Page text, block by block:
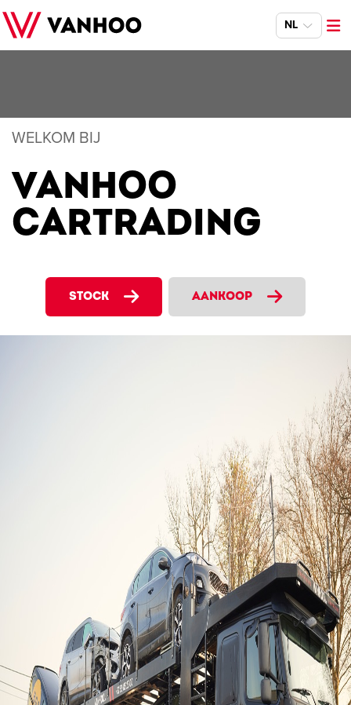
NL
WELKOM BIJ
VANHOO
CARTRADING
STOCK AANKOOP